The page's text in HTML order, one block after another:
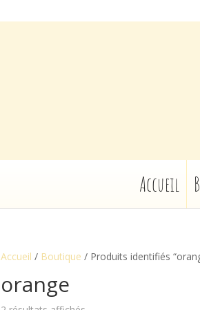
Accueil
Accueil / Boutique / Produits identifiés
orange